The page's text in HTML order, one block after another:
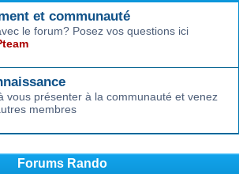
e
et communauté
le forum? Posez vos questions ici
vous présenter à la communauté et venez
membres
Forums Rando